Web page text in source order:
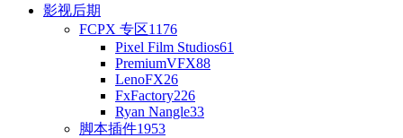
影视后期
FCPX 专区1176
Pixel Film Studios61
PremiumVFX88
LenoFX26
FxFactory226
Ryan Nangle33
脚本插件1953